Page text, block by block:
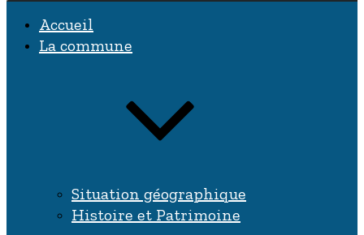
Accueil
La commune
Situation géographique
Histoire et Patrimoine